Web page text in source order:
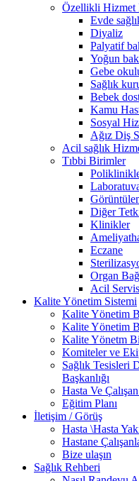
Özellikli Hizmet
Evde
Diyaliz
Palyatif
Yoğun
Gebe
Sağlık
Bebek
Kamu
Sosyal
Ağız Diş
Acil sağlık
Tıbbi Birimler
Diğer
Klinikler
Eczane
Organ
Acil Servis
Kalite Yönetim Sistemi
Kalite Yönetim
Kalite Yönetim
Kalite Yönetm
Komiteler ve
Sağlık Tesisleri
Başkanlığı
Hasta Ve
Eğitim Planı
İletişim / Görüş
Hasta \Hasta
Hastane
Bize ulaşın
Sağlık Rehberi